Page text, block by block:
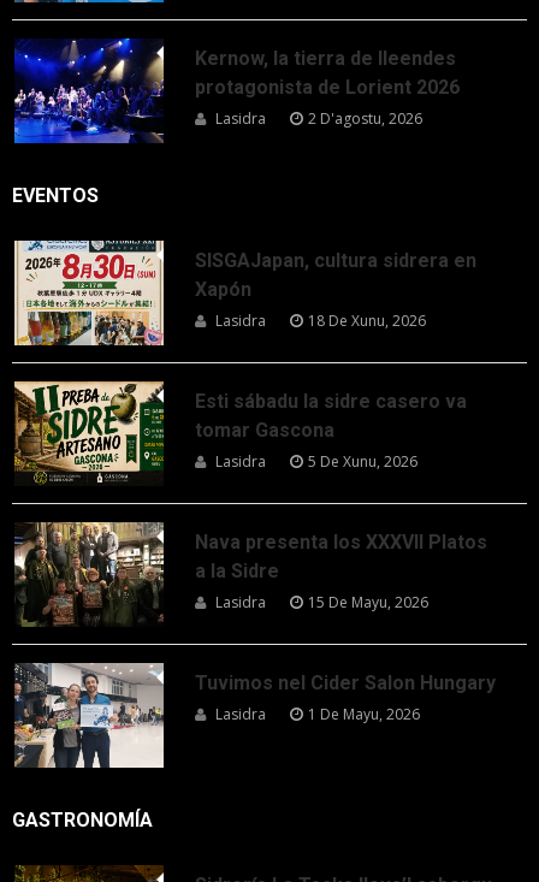
Kernow, la tierra de lleendes
protagonista de Lorient 2026
Lasidra 2 D'agostu, 2026
EVENTOS
SISGAJapan, cultura sidrera en
Xapón
Lasidra 18 De Xunu, 2026
Esti sábadu la sidre casero va
tomar Gascona
Lasidra 5 De Xunu, 2026
Nava presenta los XXXVII Platos
a la Sidre
Lasidra 15 De Mayu, 2026
Tuvimos nel Cider Salon Hungary
Lasidra 1 De Mayu, 2026
GASTRONOMÍA